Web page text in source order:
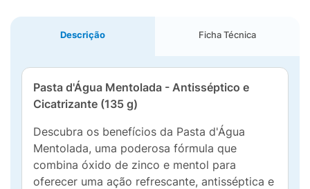
Descrição Ficha Técnica
Pasta d'Água Mentolada - Antisséptico e
Cicatrizante (135 g)
Descubra os benefícios da Pasta d'Água
Mentolada, uma poderosa fórmula que
combina óxido de zinco e mentol para
oferecer uma ação refrescante, antisséptica e